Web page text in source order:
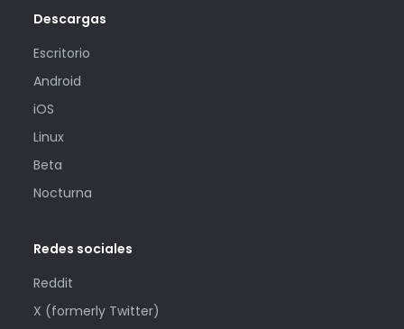
Descargas
Escritorio
Android
iOS
Linux
Beta
Nocturna
Redes sociales
Reddit
X (formerly Twitter)